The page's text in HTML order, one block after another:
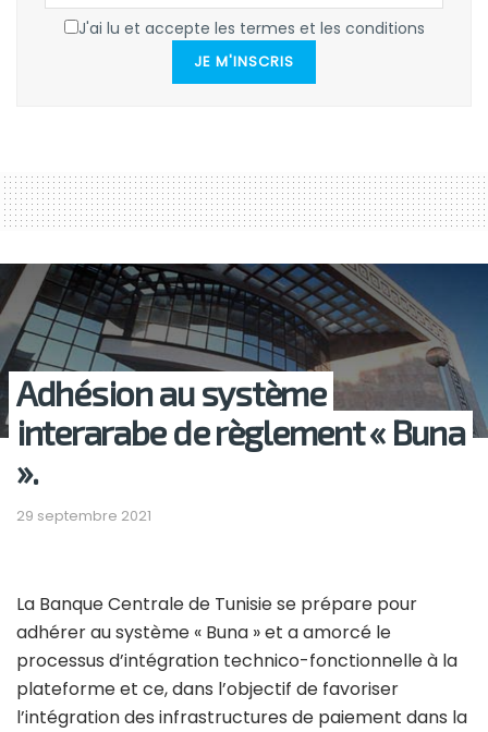
J'ai lu et accepte les termes et les conditions
JE M'INSCRIS
Adhésion au système
interarabe de règlement « Buna
».
29 septembre 2021
La Banque Centrale de Tunisie se prépare pour
adhérer au système « Buna » et a amorcé le
processus d’intégration technico-fonctionnelle à la
plateforme et ce, dans l’objectif de favoriser
l’intégration des infrastructures de paiement dans la